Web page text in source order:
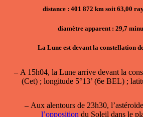
distance : 401 872 km soit 63,00
diamètre apparent : 29,7
La Lune est devant la constellation
–A 15h04, la Lune arrive devant la
(Cet) ; longitude 5°13’ (6e BEL) ;
–Aux alentours de 23h30,
l’opposition du Soleil dans le